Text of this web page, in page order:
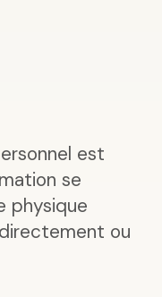
est
se
physique
ou